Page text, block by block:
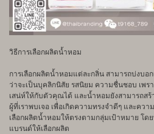
วิธีการเลือกผลิตน้ำหอม
การเลือกผลิตน้ำหอมแต่ละกลิ่น สามารถบ่งบ
ว่าจะเป็นบุคลิกนิสัย รสนิยม ความชื่นชอบ เพ
เสน่ห์ให้กับตัวคุณได้ และน้ำหอมยังสามารถส
ผู้ที่เราพบเจอ เพื่อเกิดความทรงจำดีๆ และคว
เลือกผลิตน้ำหอมให้ตรงตามกลุ่มเป้าหมาย โด
แบรนด์ให้เลือกผลิต